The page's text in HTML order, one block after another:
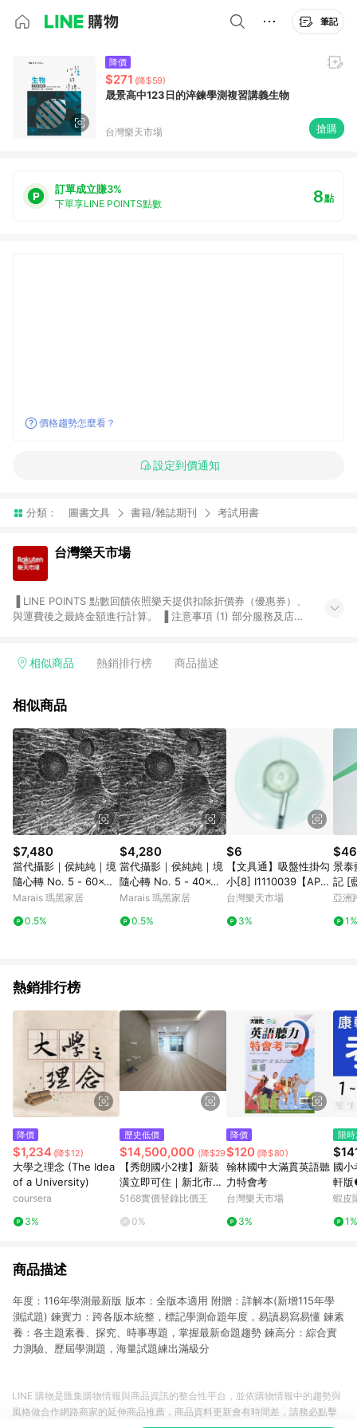
筆記
降價
$271 (降$59)
晟景高中123日的淬鍊學測複習講義生物
台灣樂天市場 搶購
訂單成立賺3%
下單享LINE POINTS點數 8點
價格趨勢怎麼看？
設定到價通知
分類： 圖書文具 書籍/雜誌期刊 考試用書
台灣樂天市場
與運費後之最終金額進行計算。 ▐ 注意事項 (1) 部分服務及店家
Smart mobile、神腦生活、JS巨盛、樂天KOBO電子書，請詳閱
台灣樂天市場，並在同一瀏覽器於24小時內結帳，才享有 LINE
市場 45 天內完成訂單出貨及結帳，則不符合贈點資格。 (4) 如
使用APP、或中途瀏覽比價網、回饋網、Google等其他網頁、或
由網頁版(電腦版/手機版網頁)切換為App都將會造成追蹤中斷而
無法進行 LINE POINTS 回饋。 (5) LINE 購物為購物資訊整合性
平台，商品資料更新會有時間差，如顯示之商品規格、顏色、價
位、贈品與台灣樂天市場銷售網頁不符，以銷售網頁標示為準。
(6) 導購訂單已逾 365 天，根據台灣樂天回饋規定，逾期訂單將
不符合回饋資格。 (7) 若上述或其他原因，致使消費者無接收到
點數回饋或點數回饋有爭議，台灣樂天市場保有更改條款與法律
追訴之權利，活動詳情以樂天市場網站公告為準。
相似商品 熱銷排行榜 商品描述
相似商品
$7,480
當代攝影｜侯純純｜境
隨心轉 No. 5 - 60x60
cm-黑胡桃色鋁框
Marais 瑪黑家居
0.5%
$4,280
當代攝影｜侯純純｜境
隨心轉 No. 5 - 40x40
cm-黑色鋁框
Marais 瑪黑家居
0.5%
$6
【文具通】吸盤性掛勾
小[8] I1110039【APP
滿額下單10%點數(單一
1止
台灣樂天市場
3%
景泰
記 [
亞洲
1%
熱銷排行榜
降價
$1,234 (降$12)
大學之理念 (The Idea
of a University)
coursera
3%
歷史低價
$14,500,000 (降$29,480,000)
【秀朗國小2樓】新裝
潢立即可住｜新北市永
和區民生路
5168實價登錄比價王
0%
降價
$120 (降$80)
翰林國中大滿貫英語聽
力特會考
台灣樂天市場
3%
限
國
軒版
(校
蝦皮
1%
商品描述
年度：116年學測最新版 版本：全版本適用 附贈：詳解本(新增115年學
測試題) 鍊實力：跨各版本統整，標記學測命題年度，易讀易寫易懂 鍊素
養：各主題素養、探究、時事專題，掌握最新命題趨勢 鍊高分：綜合實
力測驗、歷屆學測題，海量試題練出滿級分
LINE 購物是匯集購物情報與商品資訊的整合性平台，並依購物情報中的趨勢與
風格做合作網路商家的延伸商品推薦，商品資料更新會有時間差，請務必點擊